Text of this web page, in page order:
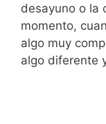
desayuno o la
momento,
algo muy
algo diferente